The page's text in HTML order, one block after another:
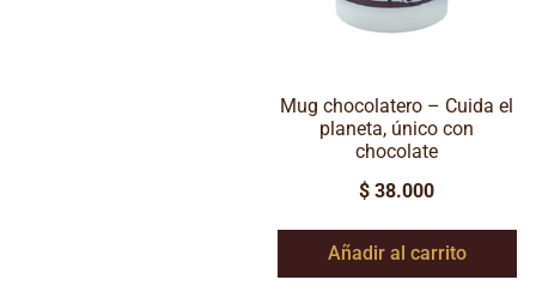
Mug chocolatero – Cuida el
planeta, único con
chocolate
$ 38.000
Añadir al carrito